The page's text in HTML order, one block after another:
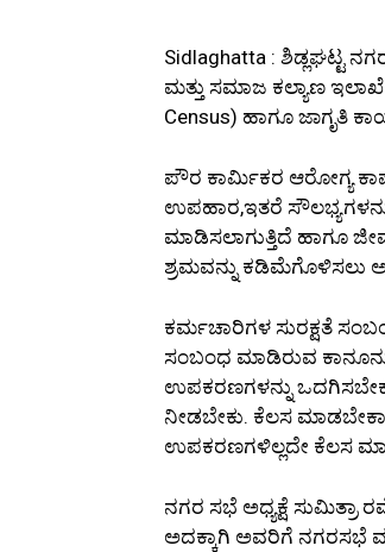
Sidlaghatta : ಶಿಡ್ಲಘಟ್ಟ
ಮತ್ತು ಸಮಾಜ ಕಲ್ಯಾಣ
Census) ಹಾಗೂ ಜಾಗೃತಿ
ಪೌರ ಕಾರ್ಮಿಕರ ಆರೋಗ್ಯ
ಉಪಹಾರ,ಇತರೆ
ಮಾಡಿಸಲಾಗುತ್ತಿದೆ ಹಾಗೂ
ಶ್ರಮವನ್ನು ಕಡಿಮೆಗೊಳಿಸಲು
ಕರ್ಮಚಾರಿಗಳ ಸುರಕ್ಷತೆ
ಸಂಬಂಧ ಮಾಡಿರುವ
ಉಪಕರಣಗಳನ್ನು
ನೀಡಬೇಕು. ಕೆಲಸ
ಉಪಕರಣಗಳಿಲ್ಲದೇ ಕೆಲಸ
ನಗರ ಸಭೆ ಅಧ್ಯಕ್ಷೆ
ಅದಕ್ಕಾಗಿ ಅವರಿಗೆ ನಗರಸಭೆ